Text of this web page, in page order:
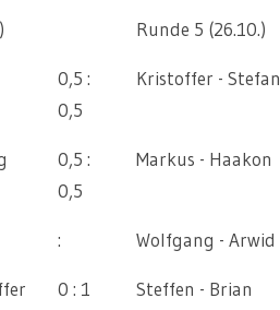
Runde 5 (26.10.)
0,5 :
0,5
Kristoffer - Stefan
0,5 :
0,5
Markus - Haakon
: Wolfgang - Arwid
0 : 1 Steffen - Brian